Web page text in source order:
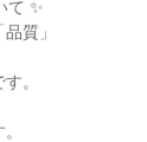
て ✨
質」
。